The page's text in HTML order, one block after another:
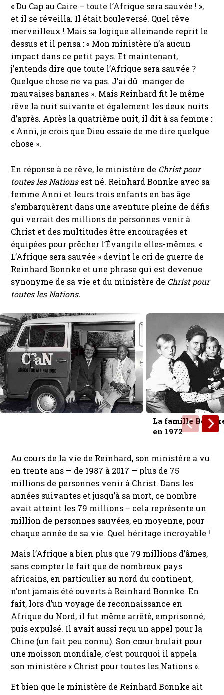
« Du Cap au Caire – toute l’Afrique sera sauvée ! »,
et il se réveilla. Il était bouleversé. Quel rêve
merveilleux ! Mais sa logique allemande reprit le
dessus et il pensa : « Mon ministère n’a aucun
impact dans ce petit pays. Et maintenant,
j’entends dire que toute l’Afrique sera sauvée ?
Quelque chose ne va pas. J’ai dû manger de
mauvaises bananes ». Mais Reinhard fit le même
rêve la nuit suivante et également les deux nuits
d’après. Après la quatrième nuit, il dit à sa femme :
« Anni, je crois que Dieu essaie de me dire quelque
chose ».
En réponse à ce rêve, le ministère de Christ pour
toutes les Nationsest né. Reinhard Bonnke avec sa
femme Anni et leurs trois enfants en bas âge
s’embarquèrent dans une aventure pleine de défis
qui verrait des millions de personnes venir à
Christ et des multitudes être encouragées et
équipées pour prêcher l’Évangile elles-mêmes. «
L’Afrique sera sauvée » devint le cri de guerre de
Reinhard Bonnke et une phrase qui est devenue
synonyme de sa vie et du ministère de Christ pour
toutes les Nations.
La famille
en 1972
Au cours de la vie de Reinhard, son ministère a vu
en trente ans — de 1987 à 2017 — plus de 75
millions de personnes venir à Christ. Dans les
années suivantes et jusqu’à sa mort, ce nombre
avait atteint les 79 millions – cela représente un
million de personnes sauvées, en moyenne, pour
chaque année de sa vie. Quel héritage incroyable !
Mais l’Afrique a bien plus que 79 millions d’âmes,
sans compter le fait que de nombreux pays
africains, en particulier au nord du continent,
n’ont jamais été ouverts à Reinhard Bonnke. En
fait, lors d’un voyage de reconnaissance en
Afrique du Nord, il fut même arrêté, emprisonné,
puis expulsé. Il avait aussi reçu un appel pour la
Chine (un fait peu connu). Son cœur brulait pour
une moisson mondiale, c’est pourquoi il appela
son ministère « Christ pour toutes les Nations ».
Et bien que le ministère de Reinhard Bonnke ait